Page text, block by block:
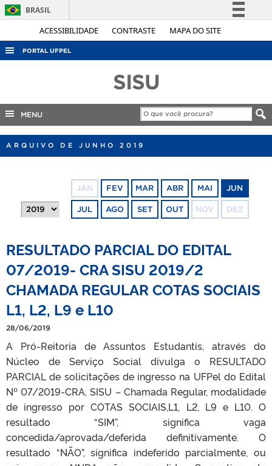
ACESSIBILIDADE CONTRASTE MAPA DO SITE
BRASIL
Simplifique!
Acesso à informação
Legislação
Canais
PORTAL UFPEL
COBALTO
SISU
MENU
ARQUIVO DE JUNHO 2019
JAN FEV MAR ABR MAI JUN
JUL AGO SET OUT NOV DEZ
RESULTADO PARCIAL DO EDITAL
07/2019- CRA SISU 2019/2
CHAMADA REGULAR COTAS SOCIAIS
L1, L2, L9 e L10
28/06/2019
A Pró-Reitoria de Assuntos Estudantis, através do
Núcleo de Serviço Social divulga o RESULTADO
PARCIAL de solicitações de ingresso na UFPel do Edital
Nº 07/2019-CRA, SISU – Chamada Regular, modalidade
de ingresso por COTAS SOCIAIS,L1, L2, L9 e L10. O
resultado “SIM”, significa vaga
concedida/aprovada/deferida definitivamente. O
resultado “NÃO”, significa indeferido parcialmente, ou